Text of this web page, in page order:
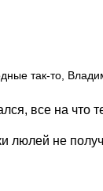
так-то,
все на что
люлей не